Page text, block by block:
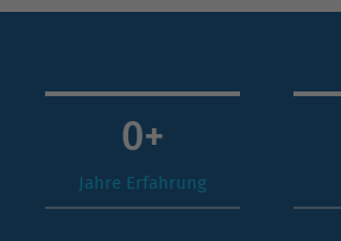
0+
Jahre Erfahrung